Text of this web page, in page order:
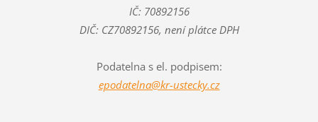
IČ: 70892156
DIČ: CZ70892156, není plátce DPH
Podatelna s el. podpisem:
epodatelna@kr-ustecky.cz